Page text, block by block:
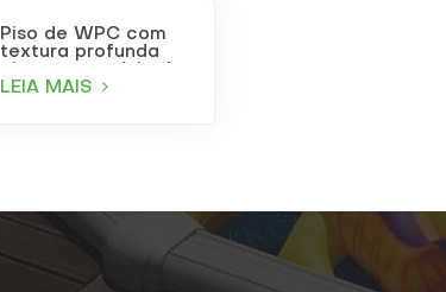
Piso de WPC com
textura profunda
jardim
LEIA MAIS